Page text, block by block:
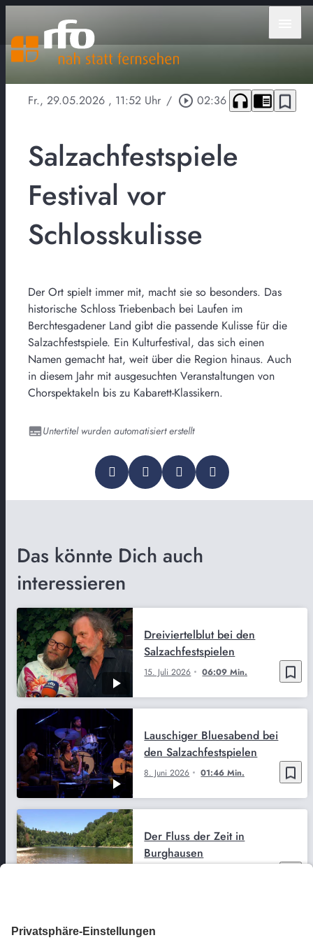
Fr., 29.05.2026 , 11:52 Uhr / play_circle_outline 02:36 headphones chrome_reader_mode bookmark_border
Salzachfestspiele
Festival vor
Schlosskulisse
Der Ort spielt immer mit, macht sie so besonders. Das
historische Schloss Triebenbach bei Laufen im
Berchtesgadener Land gibt die passende Kulisse für die
Salzachfestspiele. Ein Kulturfestival, das sich einen
Namen gemacht hat, weit über die Region hinaus. Auch
in diesem Jahr mit ausgesuchten Veranstaltungen von
Chorspektakeln bis zu Kabarett-Klassikern.
Untertitel wurden automatisiert erstellt
Das könnte Dich auch
interessieren
bookmark_border
15. Juli 2026 06:09 Min.
Dreiviertelblut bei den
Salzachfestspielen
bookmark_border
8. Juni 2026 01:46 Min.
Lauschiger Bluesabend bei
den Salzachfestspielen
Der Fluss der Zeit in
Burghausen
Großeinsatz in Oberwössen -